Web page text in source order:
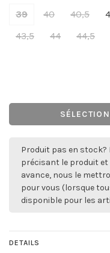
39 40 40,5
43,5
44 44,5
Produit pas en stock?
précisant le produit et
avance, nous le
pour vous (lorsque
disponible pour les
DETAILS